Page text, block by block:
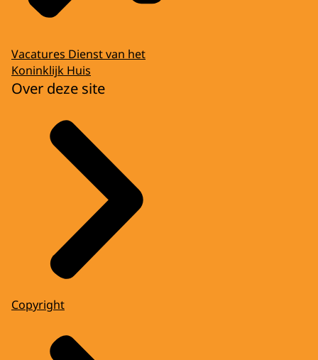
Vacatures Dienst van het
Koninklijk Huis
Over deze site
Copyright